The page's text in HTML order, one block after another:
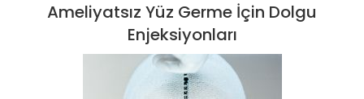
Ameliyatsız Yüz Germe İçin Dolgu
Enjeksiyonları